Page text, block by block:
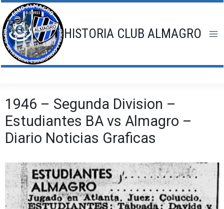
Saltar
al
contenido
HISTORIA CLUB ALMAGRO
1946 – Segunda Division –
Estudiantes BA vs Almagro –
Diario Noticias Graficas